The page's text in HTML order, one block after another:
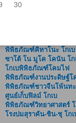
30
พิพิธภัณฑ์คิทาโนะ โกเบ
ซาโต้ โน มูโค โคนัน โ
โกเบพิพิธภัณฑ์โคมไฟ
พิพิธภัณฑ์งานประดิษฐ์โ
พิพิธภัณฑ์ชาวจีนโพ้นทะ
ศูนย์เก็บฟิลม์ โกเบ
พิพิธภัณฑ์วิทยาศาสตร์ โ
โรงบ่มสุราคัน-ชิน-ชุ โกเ